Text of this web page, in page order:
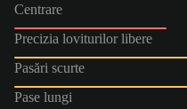
Centrare
Precizia loviturilor libere
Pasări scurte
Pase lungi